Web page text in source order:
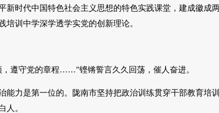
时代中国特色社会主义思想的特色实践课堂，建成徽成
培训中学深学透学实党的创新理论。
遵守党的章程……”铿锵誓言久久回荡，催人奋进。
力是第一位的。陇南市坚持把政治训练贯穿干部教育培
人。